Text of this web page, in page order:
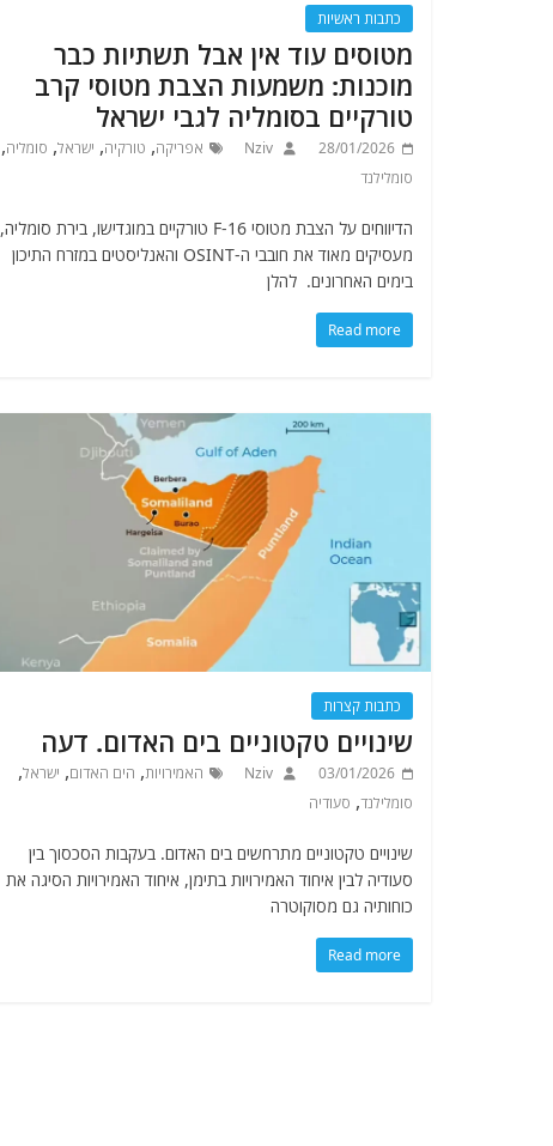
כתבות ראשיות
מטוסים עוד אין אבל תשתיות כבר
מוכנות: משמעות הצבת מטוסי קרב
טורקיים בסומליה לגבי ישראל
28/01/2026
Nziv אפריקה, טורקיה, ישראל, סומליה,
סומלילנד
הדיווחים על הצבת מטוסי F-16 טורקיים במוגדישו, בירת סומליה,
מעסיקים מאוד את חובבי ה-OSINT והאנליסטים במזרח התיכון
בימים האחרונים. להלן
Read more
כתבות קצרות
שינויים טקטוניים בים האדום. דעה
03/01/2026
Nziv האמירויות, הים האדום, ישראל,
סומלילנד, סעודיה
שינויים טקטוניים מתרחשים בים האדום. בעקבות הסכסוך בין
סעודיה לבין איחוד האמירויות בתימן, איחוד האמירויות הסיגה את
כוחותיה גם מסוקוטרה
Read more